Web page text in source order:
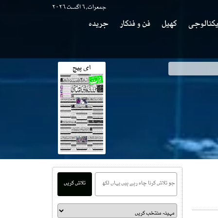
جمعرات, ۶ اگست ۲۰۲۶
کھیل فن و فنکار
جریدہ
ای پیج
تلاش کریں